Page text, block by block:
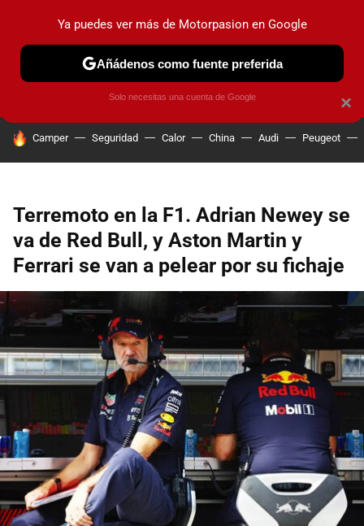
PRUEBAS COCHES ELÉCTRICOS OBSERVATORIO
HOY SE HABLA DE
Camper Seguridad Calor China Audi Peugeot
Terremoto en la F1. Adrian Newey se
va de Red Bull, y Aston Martin y
Ferrari se van a pelear por su fichaje
×
Ya puedes ver más de Motorpasion en Google
Añádenos como fuente preferida
Solo necesitas una cuenta de Google